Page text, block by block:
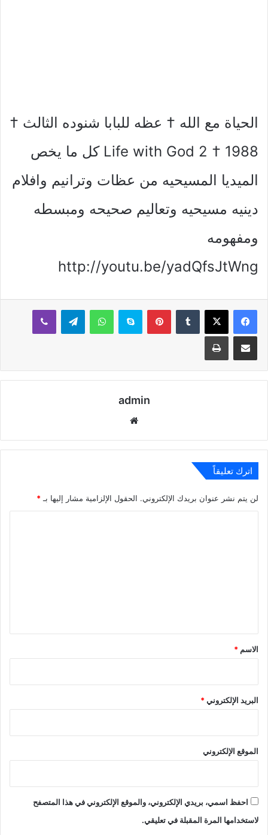
الحياة مع الله † عظه للبابا شنوده الثالث †
1988 † Life with God 2 كل ما يخص
الميديا المسيحيه من عظات وترانيم وافلام
دينيه مسيحيه وتعاليم صحيحه ومبسطه
ومفهومه
http://youtu.be/yadQfsJtWng
بينتيريستسكايب واتساب تيلقرام ڤايبر
مشاركة عبر البريد طباعة
admin
اترك تعليقاً
لن يتم نشر عنوان بريدك الإلكتروني. الحقول الإلزامية مشار إليها بـ *
*
الاسم *
البريد الإلكتروني*
الموقع الإلكتروني
احفظ اسمي، بريدي الإلكتروني، والموقع الإلكتروني في هذا المتصفح
لاستخدامها المرة المقبلة في تعليقي.